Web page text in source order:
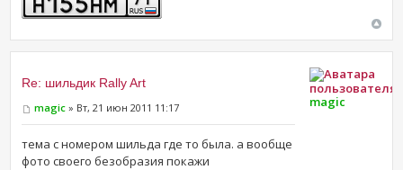
Re: шильдик Rally Art
magic » Вт, 21 июн 2011 11:17
тема с номером шильда где то была. а вообще
фото своего безобразия покажи
magic